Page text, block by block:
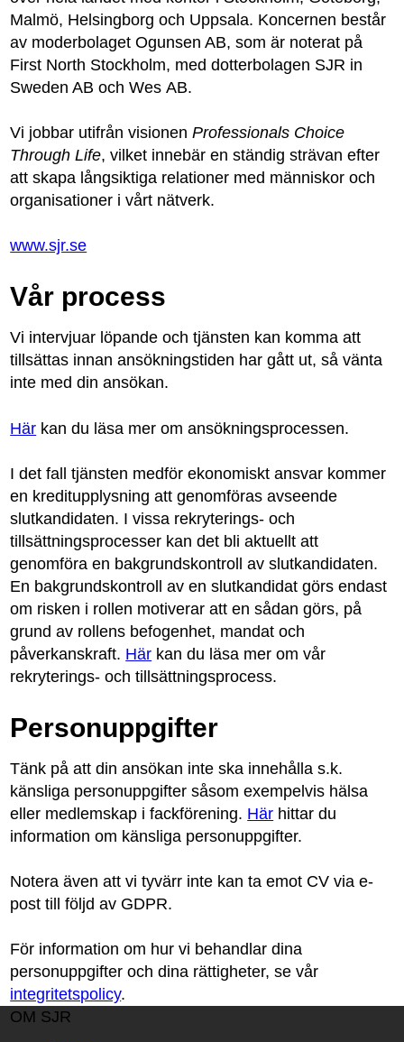
Malmö, Helsingborg och Uppsala. Koncernen består
av moderbolaget Ogunsen AB, som är noterat på
First North Stockholm, med dotterbolagen SJR in
Sweden AB och Wes AB.
Vi jobbar utifrån visionenProfessionals Choice
Through Life, vilket innebär en ständig strävan efter
att skapa långsiktiga relationer med människor och
organisationer i vårt nätverk.
www.sjr.se
Vår process
Vi intervjuar löpande och tjänsten kan komma att
tillsättas innan ansökningstiden har gått ut, så vänta
inte med din ansökan.
Här kan du läsa mer om ansökningsprocessen.
I det fall tjänsten medför ekonomiskt ansvar kommer
en kreditupplysning att genomföras avseende
slutkandidaten. I vissa rekryterings- och
tillsättningsprocesser kan det bli aktuellt att
genomföra en bakgrundskontroll av slutkandidaten.
En bakgrundskontroll av en slutkandidat görs endast
om risken i rollen motiverar att en sådan görs, på
grund av rollens befogenhet, mandat och
påverkanskraft. Här kan du läsa mer om vår
rekryterings- och tillsättningsprocess.
Personuppgifter
Tänk på att din ansökan inte ska innehålla s.k.
känsliga personuppgifter såsom exempelvis hälsa
eller medlemskap i fackförening. Här hittar du
information om känsliga personuppgifter.
Notera även att vi tyvärr inte kan ta emot CV via e-
post till följd av GDPR.
För information om hur vi behandlar dina
personuppgifter och dina rättigheter, se vår
integritetspolicy.
OM SJR